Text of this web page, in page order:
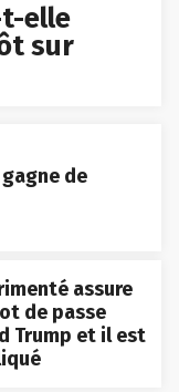
elle
sur
de
assure
de passe
Trump et il est